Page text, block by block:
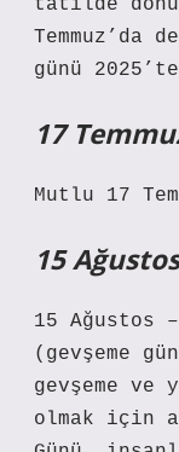
tatilde
günü
17
Mutlu 17
15
15 Ağustos
(gevşeme
gevşeme ve
olmak için